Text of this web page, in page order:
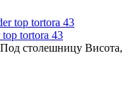
tortora 43
Под столешницу Висота,